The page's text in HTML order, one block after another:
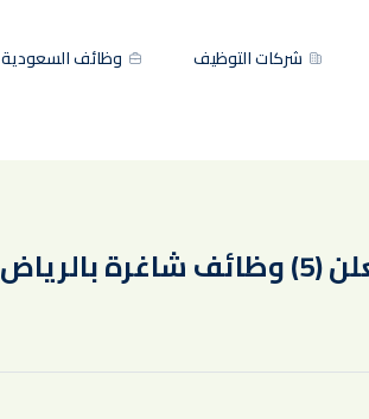
وظائف السعودية شركات التوظيف